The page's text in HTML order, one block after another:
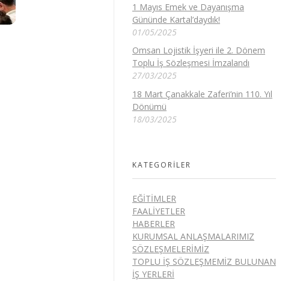
1 Mayıs Emek ve Dayanışma
Gününde Kartal’daydık!
01/05/2025
Omsan Lojistik İşyeri ile 2. Dönem
Toplu İş Sözleşmesi İmzalandı
27/03/2025
18 Mart Çanakkale Zaferi’nin 110. Yıl
Dönümü
18/03/2025
KATEGORILER
EĞITIMLER
FAALIYETLER
HABERLER
KURUMSAL ANLAŞMALARIMIZ
SÖZLEŞMELERIMIZ
TOPLU İŞ SÖZLEŞMEMIZ BULUNAN
İŞ YERLERI